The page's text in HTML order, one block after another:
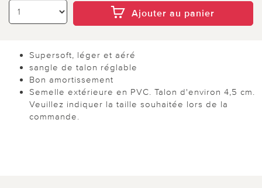
Ajouter au panier
Supersoft, léger et aéré
sangle de talon réglable
Bon amortissement
Semelle extérieure en PVC. Talon d'environ 4,5 cm.
Veuillez indiquer la taille souhaitée lors de la
commande.